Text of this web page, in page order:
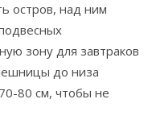
остров, над ним
зону для завтраков
до низа
80 см, чтобы не